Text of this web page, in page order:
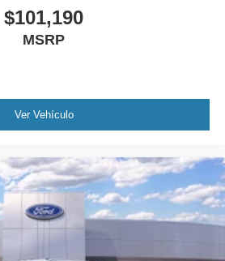
$101,190
MSRP
Ver Vehículo